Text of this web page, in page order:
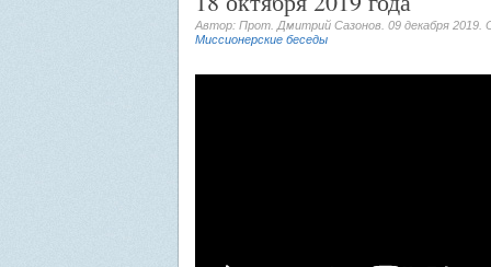
Автор: Прот. Дмитрий Сазонов. 09 декабря 2019 .
Миссионерские беседы